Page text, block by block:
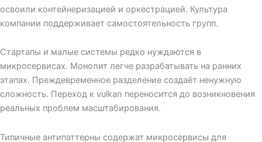
освоили контейнеризацией и оркестрацией. Культура
компании поддерживает самостоятельность групп.
Стартапы и малые системы редко нуждаются в
микросервисах. Монолит легче разрабатывать на ранних
этапах. Преждевременное разделение создаёт ненужную
сложность. Переход к vulkan переносится до возникновения
реальных проблем масштабирования.
Типичные антипаттерны содержат микросервисы для